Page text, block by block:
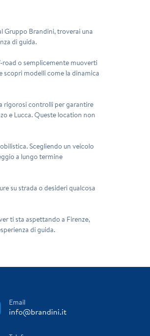
Gruppo Brandini, troverai una
di guida.
o semplicemente muoverti
scopri modelli come la dinamica
rigorosi controlli per garantire
e Lucca. Queste location non
Scegliendo un veicolo
a lungo termine
su strada o desideri qualcosa
ti sta aspettando a Firenze,
di guida.
Email
info@brandini.it